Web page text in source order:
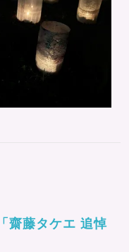
齋藤タケエ 追悼